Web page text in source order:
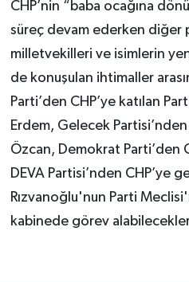
CHP’nin “baba ocağına
süreç devam ederken diğer
milletvekilleri ve isimlerin
de konuşulan ihtimaller
Parti’den CHP’ye katılan
Erdem, Gelecek
Özcan, Demokrat Parti’den
DEVA Partisi’nden CHP’ye
Rızvanoğlu'nun Parti
kabinede görev